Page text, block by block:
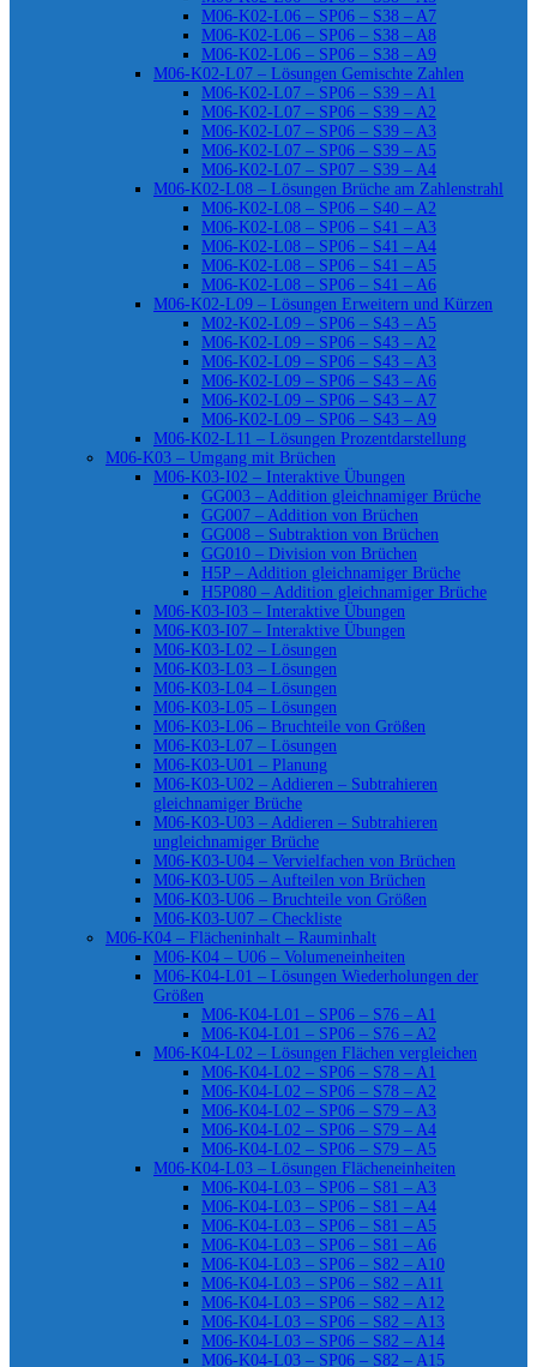
M06-K02-L06 – SP06 – S38 – A7
M06-K02-L06 – SP06 – S38 – A8
M06-K02-L06 – SP06 – S38 – A9
M06-K02-L07 – Lösungen Gemischte Zahlen
M06-K02-L07 – SP06 – S39 – A1
M06-K02-L07 – SP06 – S39 – A2
M06-K02-L07 – SP06 – S39 – A3
M06-K02-L07 – SP06 – S39 – A5
M06-K02-L07 – SP07 – S39 – A4
M06-K02-L08 – Lösungen Brüche am Zahlenstrahl
M06-K02-L08 – SP06 – S40 – A2
M06-K02-L08 – SP06 – S41 – A3
M06-K02-L08 – SP06 – S41 – A4
M06-K02-L08 – SP06 – S41 – A5
M06-K02-L08 – SP06 – S41 – A6
M06-K02-L09 – Lösungen Erweitern und Kürzen
M02-K02-L09 – SP06 – S43 – A5
M06-K02-L09 – SP06 – S43 – A2
M06-K02-L09 – SP06 – S43 – A3
M06-K02-L09 – SP06 – S43 – A6
M06-K02-L09 – SP06 – S43 – A7
M06-K02-L09 – SP06 – S43 – A9
M06-K02-L11 – Lösungen Prozentdarstellung
M06-K03 – Umgang mit Brüchen
M06-K03-I02 – Interaktive Übungen
GG003 – Addition gleichnamiger Brüche
GG007 – Addition von Brüchen
GG008 – Subtraktion von Brüchen
GG010 – Division von Brüchen
H5P – Addition gleichnamiger Brüche
H5P080 – Addition gleichnamiger Brüche
M06-K03-I03 – Interaktive Übungen
M06-K03-I07 – Interaktive Übungen
M06-K03-L02 – Lösungen
M06-K03-L03 – Lösungen
M06-K03-L04 – Lösungen
M06-K03-L05 – Lösungen
M06-K03-L06 – Bruchteile von Größen
M06-K03-L07 – Lösungen
M06-K03-U01 – Planung
M06-K03-U02 – Addieren – Subtrahieren
gleichnamiger Brüche
M06-K03-U03 – Addieren – Subtrahieren
ungleichnamiger Brüche
M06-K03-U04 – Vervielfachen von Brüchen
M06-K03-U05 – Aufteilen von Brüchen
M06-K03-U06 – Bruchteile von Größen
M06-K03-U07 – Checkliste
M06-K04 – Flächeninhalt – Rauminhalt
M06-K04 – U06 – Volumeneinheiten
M06-K04-L01 – Lösungen Wiederholungen der
Größen
M06-K04-L01 – SP06 – S76 – A1
M06-K04-L01 – SP06 – S76 – A2
M06-K04-L02 – Lösungen Flächen vergleichen
M06-K04-L02 – SP06 – S78 – A1
M06-K04-L02 – SP06 – S78 – A2
M06-K04-L02 – SP06 – S79 – A3
M06-K04-L02 – SP06 – S79 – A4
M06-K04-L02 – SP06 – S79 – A5
M06-K04-L03 – Lösungen Flächeneinheiten
M06-K04-L03 – SP06 – S81 – A3
M06-K04-L03 – SP06 – S81 – A4
M06-K04-L03 – SP06 – S81 – A5
M06-K04-L03 – SP06 – S81 – A6
M06-K04-L03 – SP06 – S82 – A10
M06-K04-L03 – SP06 – S82 – A11
M06-K04-L03 – SP06 – S82 – A12
M06-K04-L03 – SP06 – S82 – A13
M06-K04-L03 – SP06 – S82 – A14
M06-K04-L03 – SP06 – S82 – A15